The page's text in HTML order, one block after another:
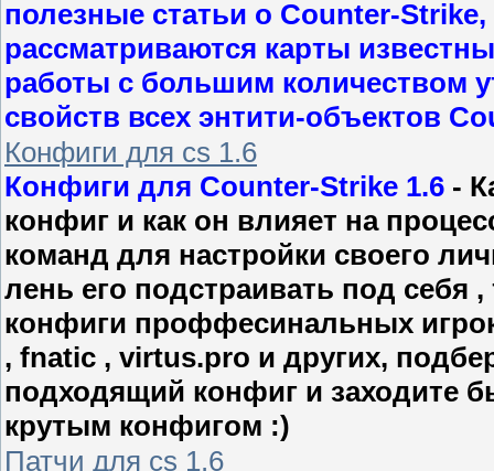
полезные статьи о Counter-
рассматриваются карты
работы с большим количеством
свойств всех энтити-объектов
Конфиги для cs 1.6
Конфиги для Counter-Strike 1.6 -
конфиг и как он влияет на
команд для настройки своего
лень его подстраивать под себя
конфиги проффесинальных
, fnatic , virtus.pro и других,
подходящий конфиг и заходите
крутым конфигом :)
Патчи для cs 1.6